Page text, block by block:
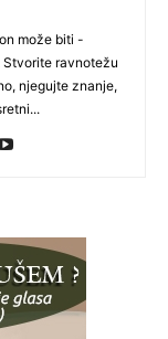
može biti -
ravnotežu
njegujte znanje,